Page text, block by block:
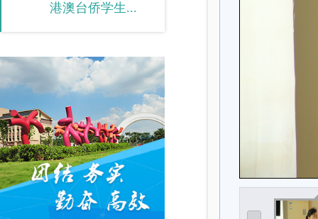
港澳台侨学生...